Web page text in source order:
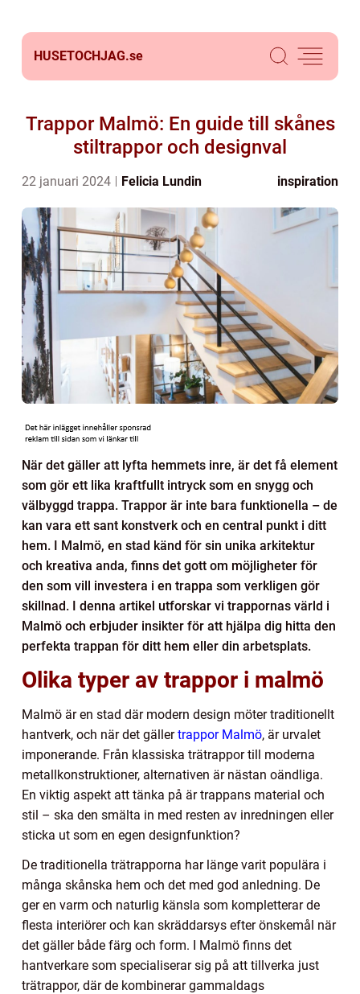
HUSETOCHJAG.se
Trappor Malmö: En guide till skånes
stiltrappor och designval
22 januari 2024 Felicia Lundin inspiration
När det gäller att lyfta hemmets inre, är det få element
som gör ett lika kraftfullt intryck som en snygg och
välbyggd trappa. Trappor är inte bara funktionella – de
kan vara ett sant konstverk och en central punkt i ditt
hem. I Malmö, en stad känd för sin unika arkitektur
och kreativa anda, finns det gott om möjligheter för
den som vill investera i en trappa som verkligen gör
skillnad. I denna artikel utforskar vi trappornas värld i
Malmö och erbjuder insikter för att hjälpa dig hitta den
perfekta trappan för ditt hem eller din arbetsplats.
Olika typer av trappor i malmö
Malmö är en stad där modern design möter traditionellt
hantverk, och när det gällertrappor Malmö, är urvalet
imponerande. Från klassiska trätrappor till moderna
metallkonstruktioner, alternativen är nästan oändliga.
En viktig aspekt att tänka på är trappans material och
stil – ska den smälta in med resten av inredningen eller
sticka ut som en egen designfunktion?
De traditionella trätrapporna har länge varit populära i
många skånska hem och det med god anledning. De
ger en varm och naturlig känsla som kompletterar de
flesta interiörer och kan skräddarsys efter önskemål när
det gäller både färg och form. I Malmö finns det
hantverkare som specialiserar sig på att tillverka just
trätrappor, där de kombinerar gammaldags